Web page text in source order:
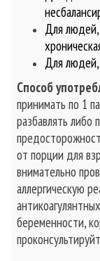
Для
Для людей,
Способ
принимать по 1
разбавлять либо
от порции для
внимательно
аллергическую
беременности,